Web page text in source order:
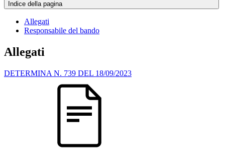
Indice della pagina
Allegati
Responsabile del bando
Allegati
DETERMINA N. 739 DEL 18/09/2023